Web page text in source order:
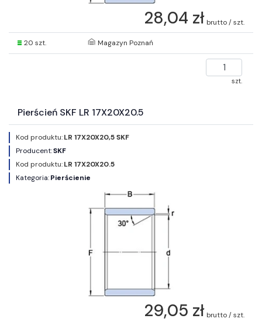
28,04 zł brutto / szt.
20 szt. Magazyn Poznań
szt.
Pierścień SKF LR 17X20X20.5
Kod produktu:LR 17X20X20,5 SKF
Producent:SKF
Kod produktu:LR 17X20X20.5
Kategoria:Pierścienie
29,05 zł brutto / szt.